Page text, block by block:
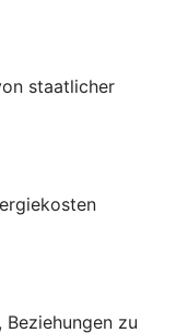
staatlicher
zu